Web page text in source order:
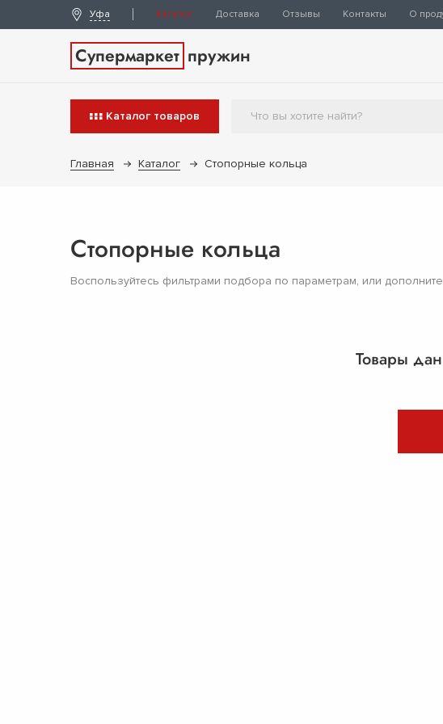
Уфа Каталог Доставка Отзывы Контакты О
Супермаркет пружин
Каталог товаров
Главная Каталог Стопорные кольца
Стопорные кольца
Воспользуйтесь фильтрами подбора по параметрам, или
Товары